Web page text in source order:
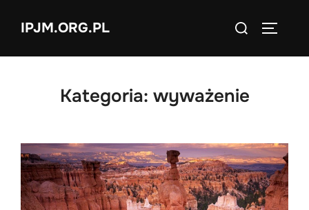
IPJM.ORG.PL
Search
Kategoria: wyważenie